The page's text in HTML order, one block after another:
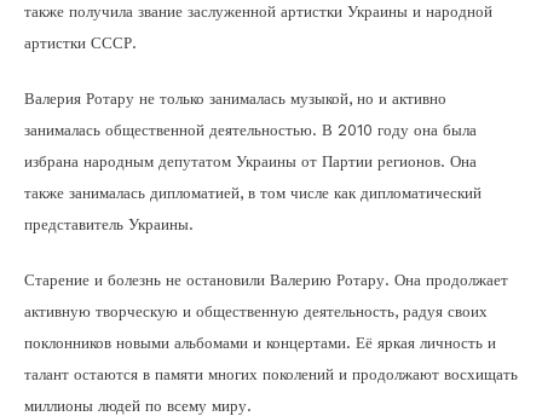
также получила звание заслуженной артистки Украины и народной
артистки СССР.
Валерия Ротару не только занималась музыкой, но и активно
занималась общественной деятельностью. В 2010 году она была
избрана народным депутатом Украины от Партии регионов. Она
также занималась дипломатией, в том числе как дипломатический
представитель Украины.
Старение и болезнь не остановили Валерию Ротару. Она продолжает
активную творческую и общественную деятельность, радуя своих
поклонников новыми альбомами и концертами. Её яркая личность и
талант остаются в памяти многих поколений и продолжают восхищать
миллионы людей по всему миру.